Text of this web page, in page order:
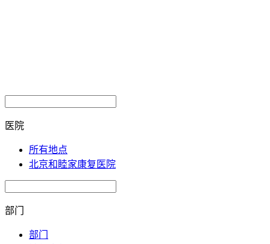
医院
所有地点
北京和睦家康复医院
部门
部门